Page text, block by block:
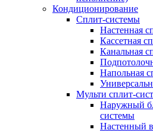
Кондиционирование
Сплит-системы
Настенная
Кассетная
Канальная
Напольная
Мульти сплит-
Наружный
системы
Настенный